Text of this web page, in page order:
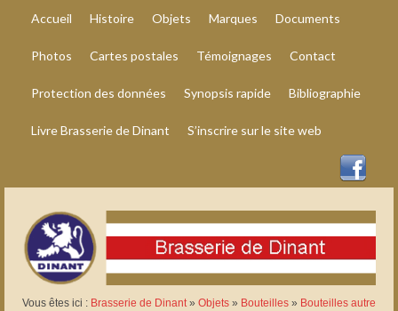
Accueil Histoire Objets Marques Documents
Photos Cartes postales Témoignages Contact
Protection des données Synopsis rapide Bibliographie
Livre Brasserie de Dinant S’inscrire sur le site web
Vous êtes ici : Brasserie de Dinant» Objets » Bouteilles » Bouteilles autre